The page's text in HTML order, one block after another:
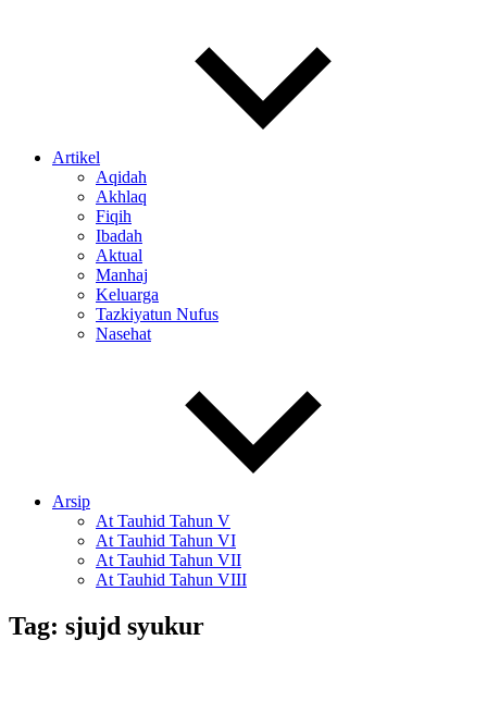
Artikel
Aqidah
Akhlaq
Fiqih
Ibadah
Aktual
Manhaj
Keluarga
Tazkiyatun Nufus
Nasehat
Arsip
At Tauhid Tahun V
At Tauhid Tahun VI
At Tauhid Tahun VII
At Tauhid Tahun VIII
Tag: sjujd syukur